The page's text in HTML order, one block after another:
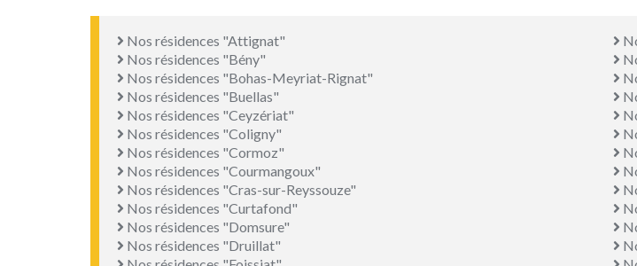
Nos résidences "Attignat"
Nos résidences "Bény"
Nos résidences "Bohas-Meyriat-Rignat"
Nos résidences "Buellas"
Nos résidences "Ceyzériat"
Nos résidences "Coligny"
Nos résidences "Cormoz"
Nos résidences "Courmangoux"
Nos résidences "Cras-sur-Reyssouze"
Nos résidences "Curtafond"
Nos résidences "Domsure"
Nos résidences "Druillat"